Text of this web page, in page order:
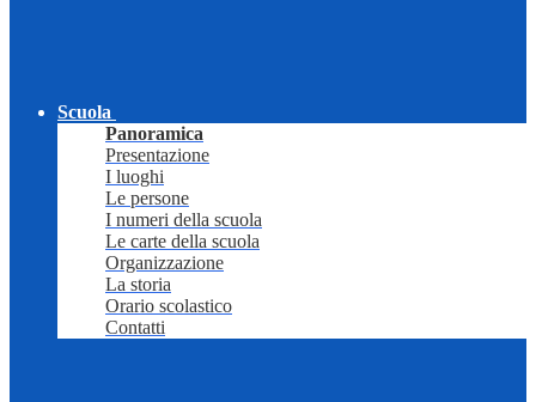
Scuola
Panoramica
Presentazione
I luoghi
Le persone
I numeri della scuola
Le carte della scuola
Organizzazione
La storia
Orario scolastico
Contatti